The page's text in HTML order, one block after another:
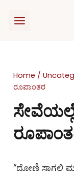
Home /
ರೂಪಾಂತರ
“ದೋಣಿ ಸಾಗಲಿ